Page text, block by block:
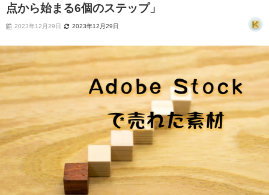
点から始まる6個のステップ」
2023年12月29日 2023年12月29日